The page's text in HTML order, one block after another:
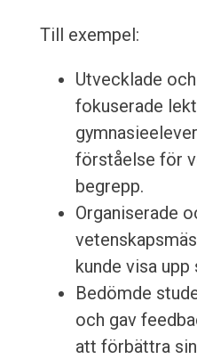
Till exempel:
Utvecklade
fokuserade
förståelse för
begrepp.
Organiserade
kunde visa upp
Bedömde
och gav
att förbättra